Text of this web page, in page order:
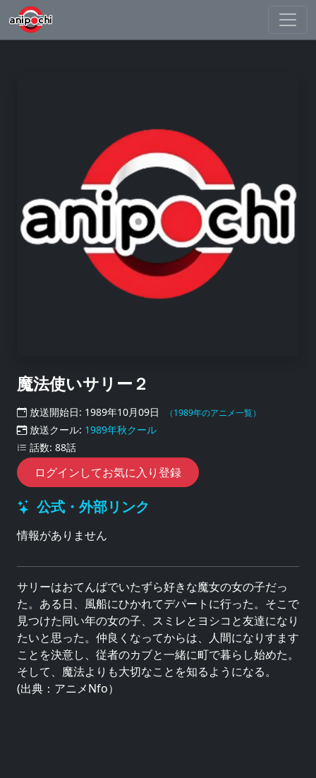
魔法使いサリー２
放送開始日: 1989年10月09日 （1989年のアニメ一覧）
放送クール: 1989年秋クール
話数: 88話
ログインしてお気に入り登録
公式・外部リンク
情報がありません
サリーはおてんばでいたずら好きな魔女の女の子だっ
た。ある日、風船にひかれてデパートに行った。そこで
見つけた同い年の女の子、スミレとヨシコと友達になり
たいと思った。仲良くなってからは、人間になりすます
ことを決意し、従者のカブと一緒に町で暮らし始めた。
そして、魔法よりも大切なことを知るようになる。
(出典：アニメNfo）